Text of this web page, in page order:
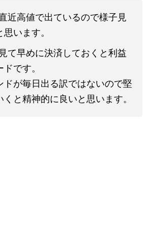
高値で出ているので様子見
います。
早めに決済しておくと利益
です。
ドが毎日出る訳ではないので堅
と精神的に良いと思います。